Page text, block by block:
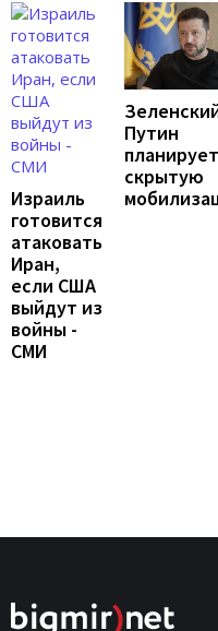
Израиль
готовится
атаковать
Иран,
если США
выйдут из
войны -
СМИ
Путин
планирует
скрытую